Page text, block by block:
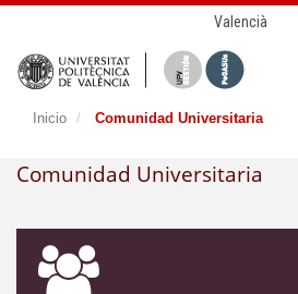
Valencià
Inicio Comunidad Universitaria
Comunidad Universitaria